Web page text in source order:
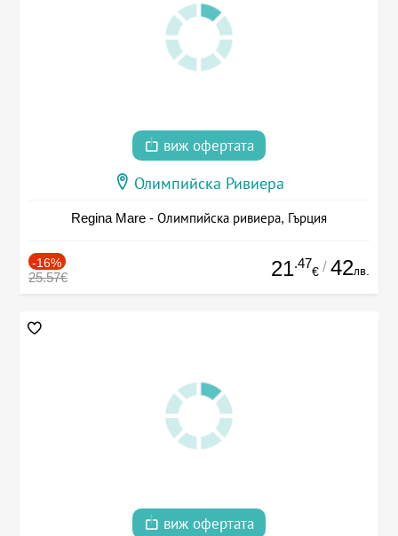
виж офертата
Олимпийска Ривиера
Regina Mare - Олимпийска ривиера, Гърция
-16%
25.57€ 21.47
€ / 42лв.
виж офертата